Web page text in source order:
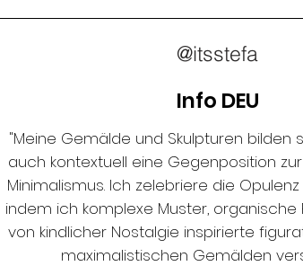
@itsstefa
Info DEU
"Meine Gemälde und Skulpturen bilden
auch kontextuell eine Gegenposition
Minimalismus. Ich zelebriere die
indem ich komplexe Muster, organische
von kindlicher Nostalgie inspirierte
maximalistischen Gemälden